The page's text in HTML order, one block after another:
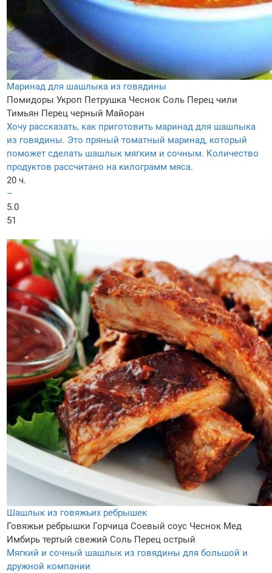
Маринад для шашлыка из говядины
Помидоры Укроп Петрушка Чеснок Соль Перец чили
Тимьян Перец черный Майоран
Хочу рассказать, как приготовить маринад для шашлыка
из говядины. Это пряный томатный маринад, который
поможет сделать шашлык мягким и сочным. Количество
продуктов рассчитано на килограмм мяса.
20 ч.
–
5.0
51
Шашлык из говяжьих ребрышек
Говяжьи ребрышки Горчица Соевый соус Чеснок Мед
Имбирь тертый свежий Соль Перец острый
Мягкий и сочный шашлык из говядины для большой и
дружной компании